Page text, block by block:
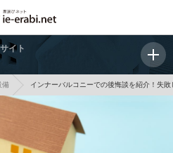
イト
備 インナーバルコニーでの後悔談を紹介！失